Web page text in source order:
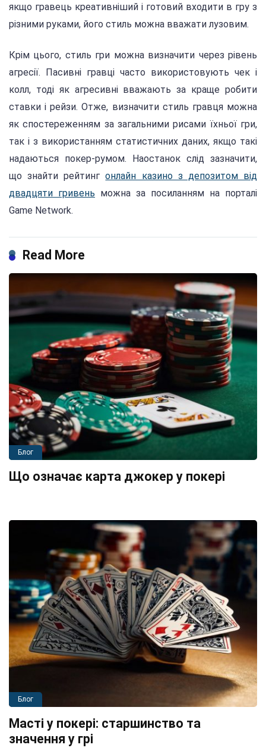
якщо гравець креативніший і готовий входити в гру з
різними руками, його стиль можна вважати лузовим.
Крім цього, стиль гри можна визначити через рівень
агресії. Пасивні гравці часто використовують чек і
колл, тоді як агресивні вважають за краще робити
ставки і рейзи. Отже, визначити стиль гравця можна
як спостереженням за загальними рисами їхньої гри,
так і з використанням статистичних даних, якщо такі
надаються покер-румом. Наостанок слід зазначити,
що знайти рейтингонлайн казино з депозитом від
двадцяти гривень можна за посиланням на порталі
Game Network.
Read More
Блог
Що означає карта джокер у покері
Блог
Масті у покері: старшинство та
значення у грі